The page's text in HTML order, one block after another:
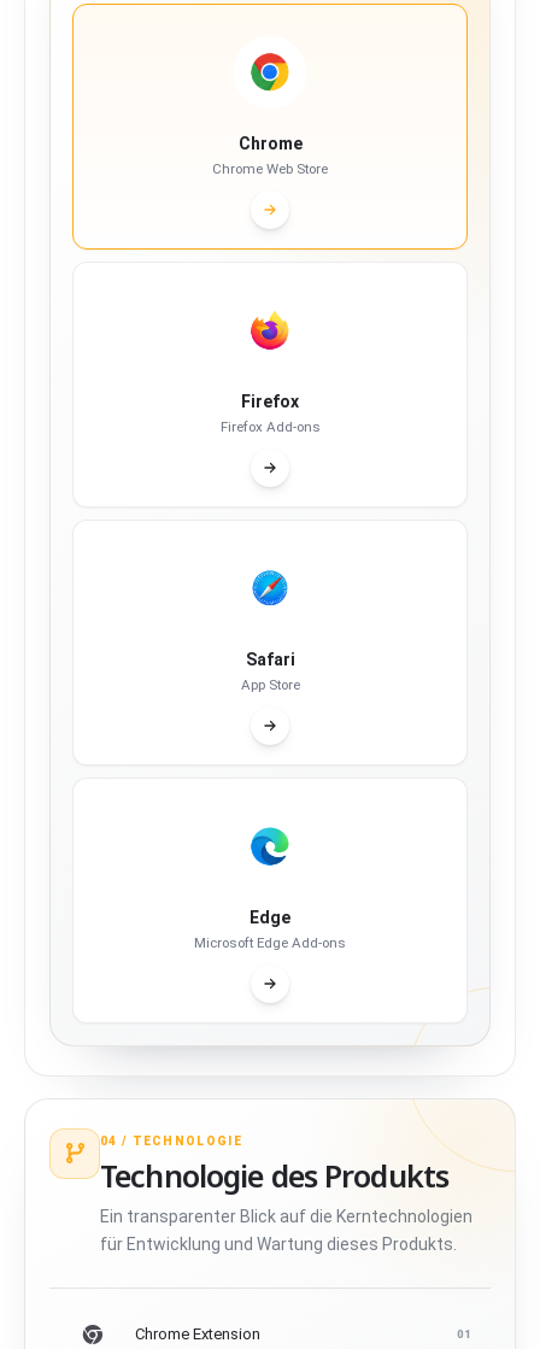
Chrome
Chrome Web Store
Firefox
Firefox Add-ons
Safari
App Store
Edge
Microsoft Edge Add-ons
04 / TECHNOLOGIE
Technologie des Produkts
Ein transparenter Blick auf die Kerntechnologien
für Entwicklung und Wartung dieses Produkts.
Chrome Extension 01